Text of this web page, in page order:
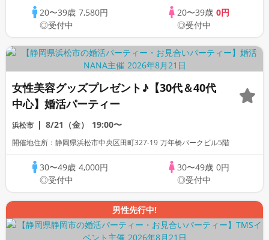
20〜39歳 7,580円
◎受付中
20〜39歳 0円
◎受付中
女性美容グッズプレゼント♪【30代＆40代
中心】婚活パーティー
浜松市 8/21（金） 19:00〜
開催地住所：静岡県浜松市中央区田町327-19 万年橋パークビル5階
30〜49歳 4,000円
◎受付中
30〜49歳 0円
◎受付中
男性先行中!